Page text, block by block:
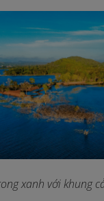
xanh với khung